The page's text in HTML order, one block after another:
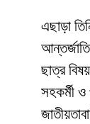
এছাড়া
ছাত্র
সহকর্মী